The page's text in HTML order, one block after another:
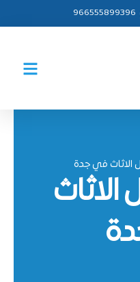
966555899396
الاثاث في جدة